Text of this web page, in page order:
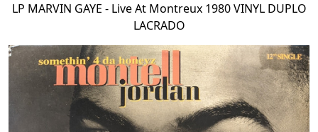
LP MARVIN GAYE - Live At Montreux 1980 VINYL DUPLO
LACRADO